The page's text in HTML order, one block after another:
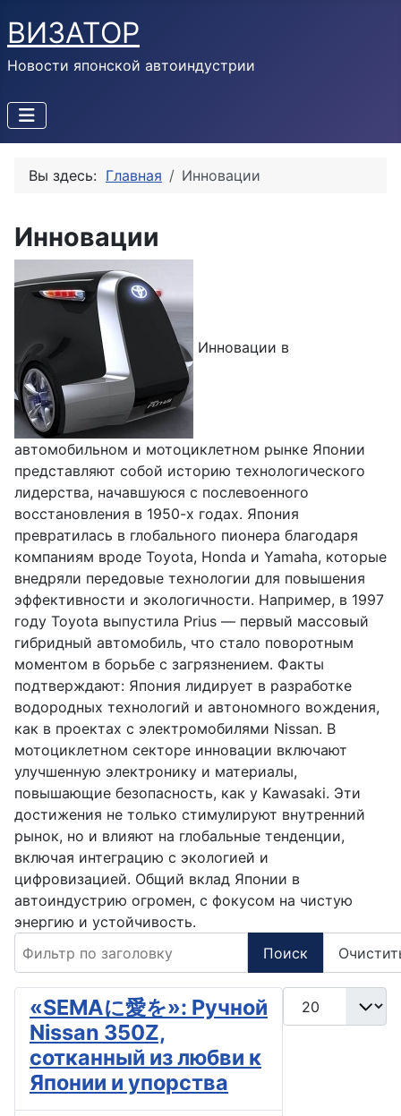
ВИЗАТОР
Новости японской автоиндустрии
Вы здесь: Главная Инновации
Инновации
Инновации в
автомобильном и мотоциклетном рынке Японии
представляют собой историю технологического
лидерства, начавшуюся с послевоенного
восстановления в 1950-х годах. Япония
превратилась в глобального пионера благодаря
компаниям вроде Toyota, Honda и Yamaha, которые
внедряли передовые технологии для повышения
эффективности и экологичности. Например, в 1997
году Toyota выпустила Prius — первый массовый
гибридный автомобиль, что стало поворотным
моментом в борьбе с загрязнением. Факты
подтверждают: Япония лидирует в разработке
водородных технологий и автономного вождения,
как в проектах с электромобилями Nissan. В
мотоциклетном секторе инновации включают
улучшенную электронику и материалы,
повышающие безопасность, как у Kawasaki. Эти
достижения не только стимулируют внутренний
рынок, но и влияют на глобальные тенденции,
включая интеграцию с экологией и
цифровизацией. Общий вклад Японии в
автоиндустрию огромен, с фокусом на чистую
энергию и устойчивость.
Поиск
Кол-во строк:
«SEMAに愛を»: Ручной
Nissan 350Z,
сотканный из любви к
Японии и упорства